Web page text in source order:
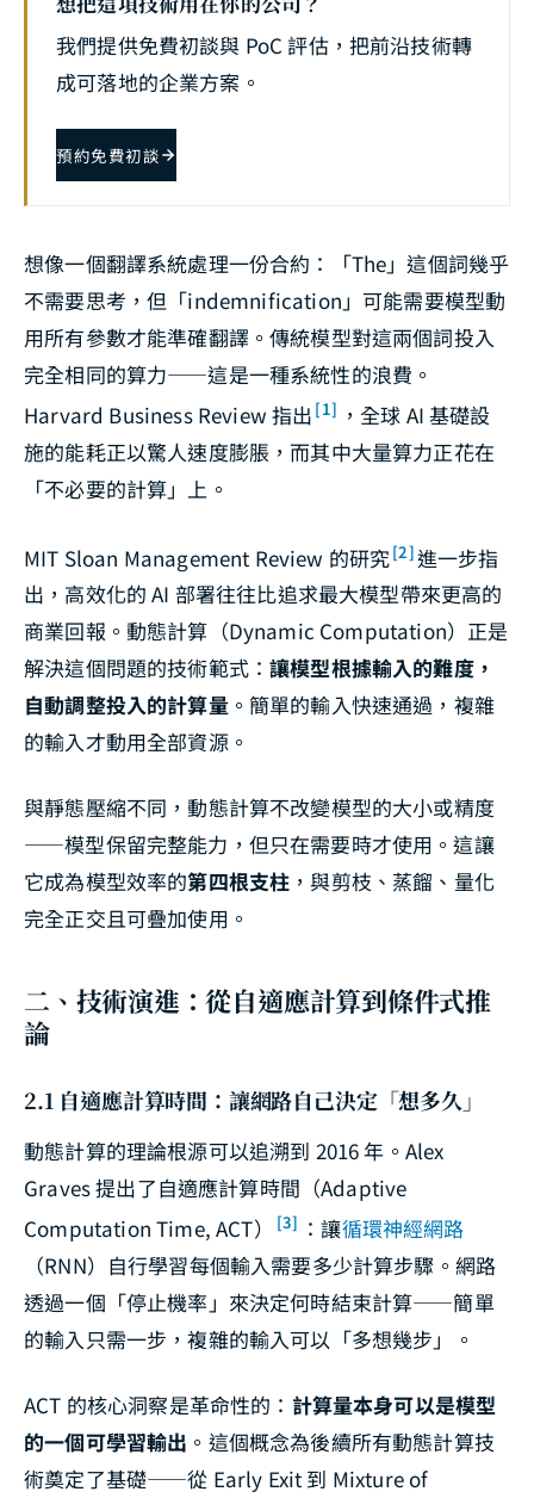
我們提供免費初談與 PoC 評估，把前沿技術轉
成可落地的企業方案。
預約免費初談
想像一個翻譯系統處理一份合約：「The」這個詞幾乎
不需要思考，但「indemnification」可能需要模型動
用所有參數才能準確翻譯。傳統模型對這兩個詞投入
完全相同的算力——這是一種系統性的浪費。
Harvard Business Review 指出 [1] ，全球 AI 基礎設
施的能耗正以驚人速度膨脹，而其中大量算力正花在
「不必要的計算」上。
MIT Sloan Management Review 的研究[2]進一步指
出，高效化的 AI 部署往往比追求最大模型帶來更高的
商業回報。動態計算（Dynamic Computation）正是
解決這個問題的技術範式：讓模型根據輸入的難度，
自動調整投入的計算量。簡單的輸入快速通過，複雜
的輸入才動用全部資源。
與靜態壓縮不同，動態計算不改變模型的大小或精度
——模型保留完整能力，但只在需要時才使用。這讓
它成為模型效率的第四根支柱 ，與剪枝、蒸餾、量化
完全正交且可疊加使用。
二、技術演進：從自適應計算到條件式推
論
2.1 自適應計算時間：讓網路自己決定「想多久」
動態計算的理論根源可以追溯到 2016 年。Alex
Graves 提出了自適應計算時間（Adaptive
Computation Time, ACT）
[3] ：讓循環神經網路
（RNN）自行學習每個輸入需要多少計算步驟。網路
透過一個「停止機率」來決定何時結束計算——簡單
的輸入只需一步，複雜的輸入可以「多想幾步」。
ACT 的核心洞察是革命性的： 計算量本身可以是模型
的一個可學習輸出 。這個概念為後續所有動態計算技
術奠定了基礎——從 Early Exit 到 Mixture of